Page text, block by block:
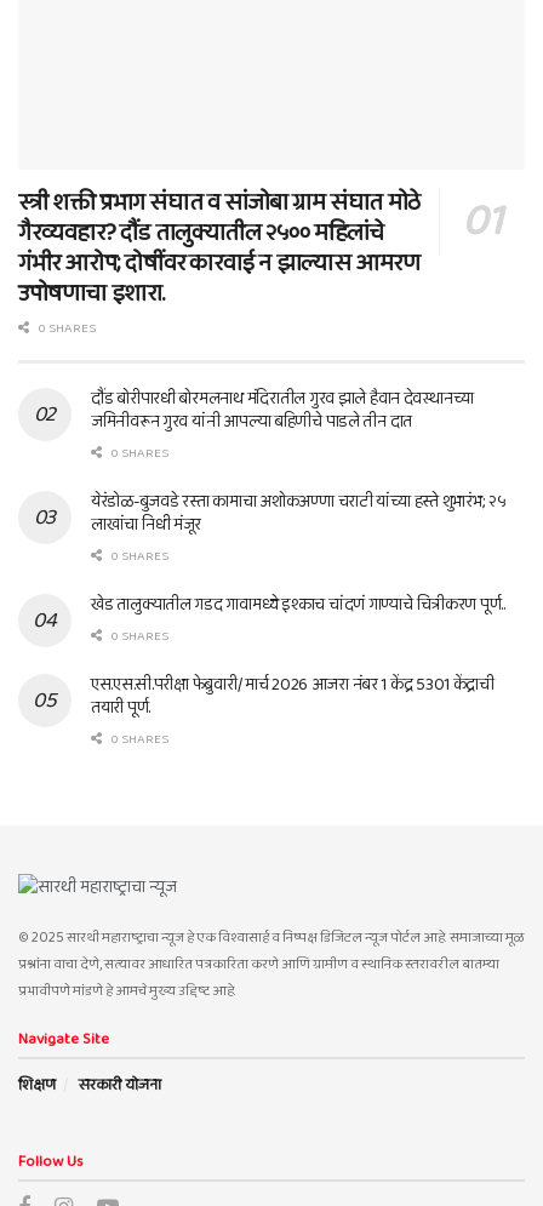
स्त्री शक्ती प्रभाग संघात व सांजोबा ग्राम संघात मोठे
गैरव्यवहार? दौंड तालुक्यातील २५०० महिलांचे
गंभीर आरोप; दोषींवर कारवाई न झाल्यास आमरण
उपोषणाचा इशारा.
0 SHARES
दौंड बोरीपारधी बोरमलनाथ मंदिरातील गुरव झाले हैवान देवस्थानच्या
जमिनीवरून गुरव यांनी आपल्या बहिणीचे पाडले तीन दात
0 SHARES
येरंडोळ-बुजवडे रस्ता कामाचा अशोकअण्णा चराटी यांच्या हस्ते शुभारंभ; २५
लाखांचा निधी मंजूर
0 SHARES
खेड तालुक्यातील गडद गावामध्ये इश्काच चांदणं गाण्याचे चित्रीकरण पूर्ण..
0 SHARES
एस.एस.सी.परीक्षा फेब्रुवारी/ मार्च 2026 आजरा नंबर 1 केंद्र 5301 केंद्राची
तयारी पूर्ण.
0 SHARES
© 2025 सारथी महाराष्ट्राचा न्यूज हे एक विश्वासार्ह व निष्पक्ष डिजिटल न्यूज पोर्टल आहे. समाजाच्या मूळ
प्रश्नांना वाचा देणे, सत्यावर आधारित पत्रकारिता करणे आणि ग्रामीण व स्थानिक स्तरावरील बातम्या
प्रभावीपणे मांडणे हे आमचे मुख्य उद्दिष्ट आहे.
Navigate Site
शिक्षण
सरकारी योजना
Follow Us